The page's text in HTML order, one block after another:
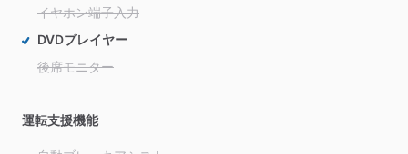
イヤホン端子入力
DVDプレイヤー
後席モニター
運転支援機能